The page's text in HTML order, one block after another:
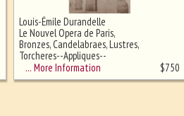
Louis-Émile Durandelle
Le Nouvel Opera de Paris,
Bronzes, Candelabraes, Lustres,
Torcheres--Appliques--
Lampadaires
… More Information $750